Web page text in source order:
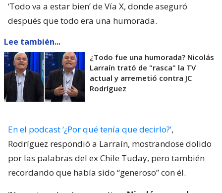
‘Todo va a estar bien’ de Vía X, donde aseguró
después que todo era una humorada.
Lee también...
¿Todo fue una humorada? Nicolás
Larraín trató de "rasca" la TV
actual y arremetió contra JC
Rodríguez
En el podcast ‘¿Por qué tenía que decirlo?’,
Rodríguez respondió a Larraín, mostrandose dolido
por las palabras del ex Chile Tuday, pero también
recordando que había sido “generoso” con él.